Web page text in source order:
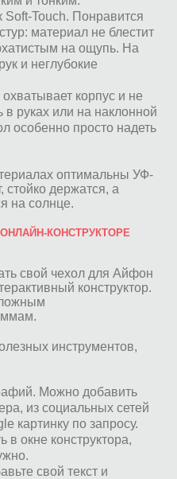
Soft-Touch. Понравится
материал не блестит
на ощупь. На
и неглубокие
корпус и не
в руках или на наклонной
особенно просто надеть
оптимальны УФ-
стойко держатся, а
на солнце.
КОНСТРУКТОРЕ
свой чехол для Айфон
конструктор.
инструментов,
Можно добавить
из социальных сетей
картинку по запросу.
в окне конструктора,
свой текст и